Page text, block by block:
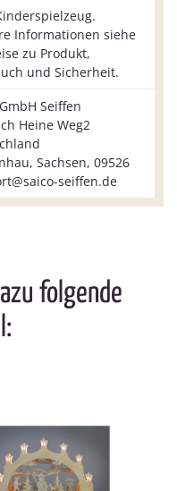
Informationen siehe
zu Produkt,
und Sicherheit.
Seiffen
Heine Weg2
Sachsen, 09526
seiffen.de
folgende